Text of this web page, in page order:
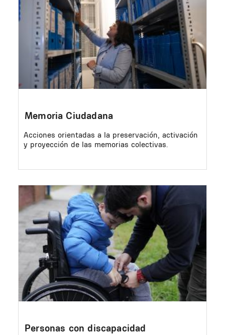
Memoria Ciudadana
Acciones orientadas a la preservación, activación
y proyección de las memorias colectivas.
Image
Personas con discapacidad